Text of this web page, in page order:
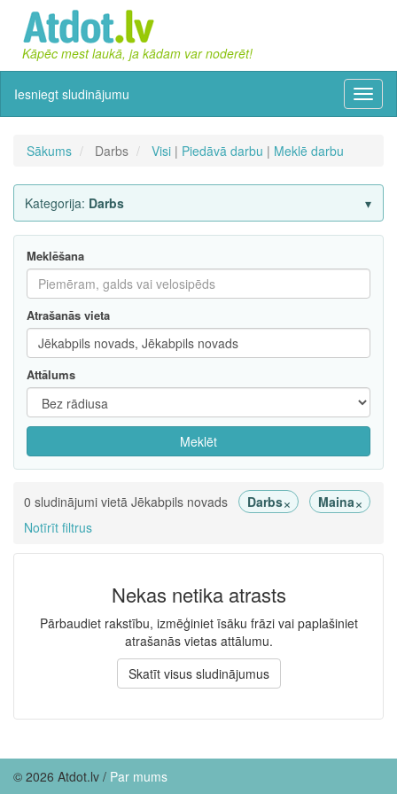
Kāpēc mest laukā, ja kādam var noderēt!
Iesniegt sludinājumu
Sākums Darbs Visi | Piedāvā darbu | Meklē darbu
Kategorija: Darbs
Meklēšana
Atrašanās vieta
Attālums
Meklēt
0 sludinājumi vietā Jēkabpils novads Darbs× Maina×
Notīrīt filtrus
Nekas netika atrasts
Pārbaudiet rakstību, izmēģiniet īsāku frāzi vai paplašiniet
atrašanās vietas attālumu.
Skatīt visus sludinājumus
© 2026 Atdot.lv / Par mums